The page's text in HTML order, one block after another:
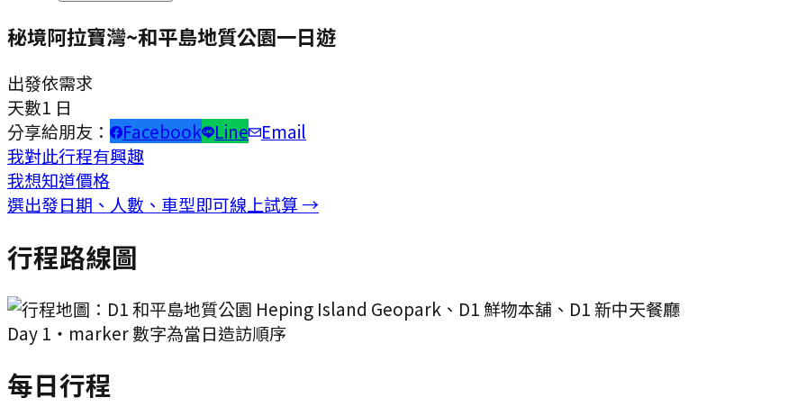
秘境阿拉寶灣~和平島地質公園一日遊
出發依需求
天數1 日
分享給朋友：
Facebook Line
Email
我對此行程有興趣
我想知道價格
選出發日期、人數、車型即可線上試算 →
行程路線圖
Day 1 ・marker 數字為當日造訪順序
每日行程